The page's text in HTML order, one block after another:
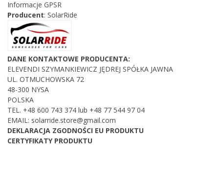
Informacje GPSR
Producent: SolarRide
DANE KONTAKTOWE PRODUCENTA:
ELEVENDI SZYMANKIEWICZ JĘDREJ SPÓŁKA JAWNA
UL. OTMUCHOWSKA 72
48-300 NYSA
POLSKA
TEL. +48 600 743 374 lub +48 77 544 97 04
EMAIL: solarride.store@gmail.com
DEKLARACJA ZGODNOŚCI EU PRODUKTU
CERTYFIKATY PRODUKTU